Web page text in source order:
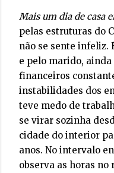
Mais um dia de casa
pelas estruturas do
não se sente infeliz.
e pelo marido,
financeiros
instabilidades dos
teve medo de
se virar sozinha
cidade do interior
anos. No intervalo
observa as horas no